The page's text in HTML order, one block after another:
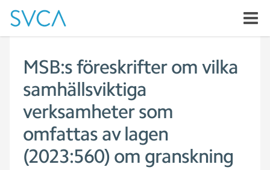
MSB:s föreskrifter om vilka
samhällsviktiga
verksamheter som
omfattas av lagen
(2023:560) om granskning